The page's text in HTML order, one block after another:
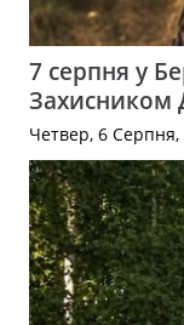
7 серпня у
Четвер, 6 Серпня,